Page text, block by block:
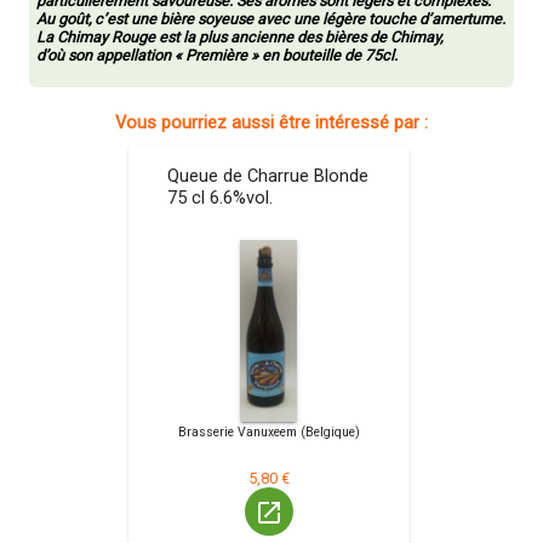
Au goût, c’est une bière soyeuse avec une légère touche d’amertume.
La Chimay Rouge est la plus ancienne des bières de Chimay,
d’où son appellation « Première » en bouteille de 75cl.
Vous pourriez aussi être intéressé par :
Queue de Charrue Blonde
75 cl 6.6%vol.
Brasserie Vanuxeem (Belgique)
5,80 €
launch